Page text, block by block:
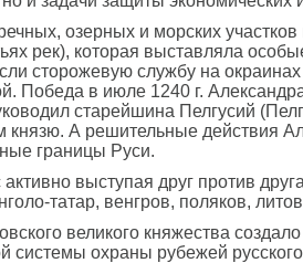
озерных и морских
рек), которая выставляла
сторожевую службу на
Победа в июле 1240 г.
старейшина Пелгусий
князю. А решительные действия
границы Руси.
выступая друг против
татар, венгров, поляков,
великого княжества
системы охраны рубежей русского